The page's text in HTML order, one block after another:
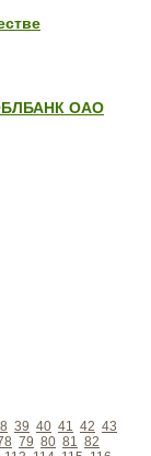
ОАО
39 40 41 42 43
79 80 81 82